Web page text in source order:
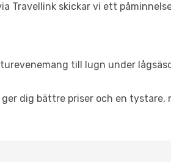
Travellink skickar vi ett
till lugn under
dig bättre priser och en tystare,